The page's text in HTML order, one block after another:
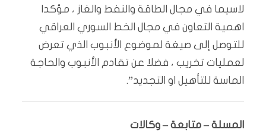
لاسيما في مجال الطاقة والنفط والغاز ، مؤكدا
اهمية التعاون في مجال الخط السوري العراقي
للتوصل إلى صيغة لموضوع الأنبوب الذي تعرض
لعمليات تخريب ، فضلا عن تقادم الأنبوب والحاجة
الماسة للتأهيل او التجديد”.
المسلة – متابعة – وكالات